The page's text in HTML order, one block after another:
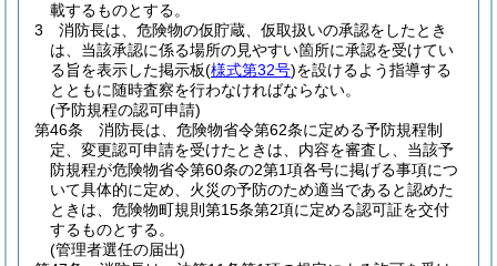
載するものとする。
3
消防長は、危険物の仮貯蔵、仮取扱いの承認をしたとき
は、当該承認に係る場所の見やすい箇所に承認を受けてい
る旨を表示した掲示板(様式第32号)を設けるよう指導する
とともに随時査察を行わなければならない。
(予防規程の認可申請)
第46条
消防長は、危険物省令第62条に定める予防規程制
定、変更認可申請を受けたときは、内容を審査し、当該予
防規程が危険物省令第60条の2第1項各号に掲げる事項につ
いて具体的に定め、火災の予防のため適当であると認めた
ときは、危険物町規則第15条第2項に定める認可証を交付
するものとする。
(管理者選任の届出)